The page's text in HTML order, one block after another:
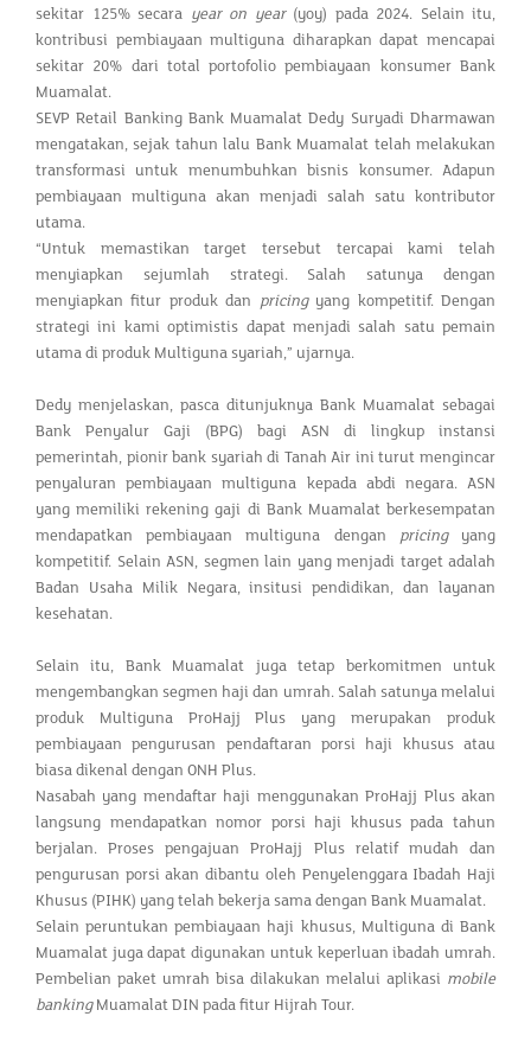
sekitar 125% secara year on year(yoy) pada 2024. Selain itu,
kontribusi pembiayaan multiguna diharapkan dapat mencapai
sekitar 20% dari total portofolio pembiayaan konsumer Bank
Muamalat.
SEVP Retail Banking Bank Muamalat Dedy Suryadi Dharmawan
mengatakan, sejak tahun lalu Bank Muamalat telah melakukan
transformasi untuk menumbuhkan bisnis konsumer. Adapun
pembiayaan multiguna akan menjadi salah satu kontributor
utama.
“Untuk memastikan target tersebut tercapai kami telah
menyiapkan sejumlah strategi. Salah satunya dengan
menyiapkan fitur produk dan pricingyang kompetitif. Dengan
strategi ini kami optimistis dapat menjadi salah satu pemain
utama di produk Multiguna syariah,” ujarnya.
Dedy menjelaskan, pasca ditunjuknya Bank Muamalat sebagai
Bank Penyalur Gaji (BPG) bagi ASN di lingkup instansi
pemerintah, pionir bank syariah di Tanah Air ini turut mengincar
penyaluran pembiayaan multiguna kepada abdi negara. ASN
yang memiliki rekening gaji di Bank Muamalat berkesempatan
mendapatkan pembiayaan multiguna dengan pricingyang
kompetitif. Selain ASN, segmen lain yang menjadi target adalah
Badan Usaha Milik Negara, insitusi pendidikan, dan layanan
kesehatan.
Selain itu, Bank Muamalat juga tetap berkomitmen untuk
mengembangkan segmen haji dan umrah. Salah satunya melalui
produk Multiguna ProHajj Plus yang merupakan produk
pembiayaan pengurusan pendaftaran porsi haji khusus atau
biasa dikenal dengan ONH Plus.
Nasabah yang mendaftar haji menggunakan ProHajj Plus akan
langsung mendapatkan nomor porsi haji khusus pada tahun
berjalan. Proses pengajuan ProHajj Plus relatif mudah dan
pengurusan porsi akan dibantu oleh Penyelenggara Ibadah Haji
Khusus (PIHK) yang telah bekerja sama dengan Bank Muamalat.
Selain peruntukan pembiayaan haji khusus, Multiguna di Bank
Muamalat juga dapat digunakan untuk keperluan ibadah umrah.
Pembelian paket umrah bisa dilakukan melalui aplikasi mobile
bankingMuamalat DIN pada fitur Hijrah Tour.